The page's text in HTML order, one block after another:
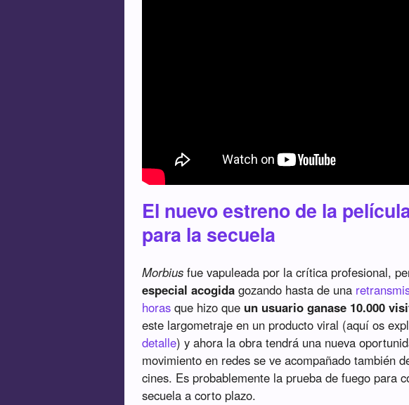
El nuevo estreno de la
para la secuela
Morbius fue vapuleada por la crítica profesional,
especial acogida gozando hasta de una
horas que hizo que un usuario ganase 10.000
este largometraje en un producto viral (aquí os
detalle) y ahora la obra tendrá una nueva
movimiento en redes se ve acompañado también
cines. Es probablemente la prueba de fuego para
secuela a corto plazo.